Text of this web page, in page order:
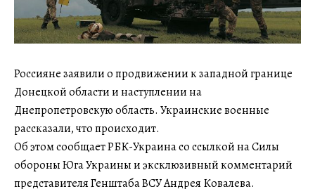
Россияне заявили о продвижении к западной границе
Донецкой области и наступлении на
Днепропетровскую область. Украинские военные
рассказали, что происходит.
Об этом сообщает РБК-Украина со ссылкой на Силы
обороны Юга Украины и эксклюзивный комментарий
представителя Генштаба ВСУ Андрея Ковалева.